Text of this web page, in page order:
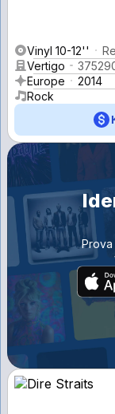
Vinyl 10-12''
Vertigo
Europe
2014
Rock